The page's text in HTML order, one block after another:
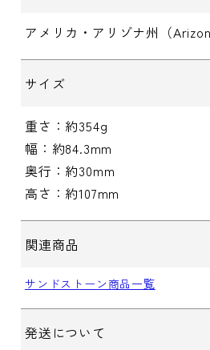
アメリカ・アリゾナ州（
サイズ
重さ：約354g
幅：約84.3mm
奥行：約30mm
高さ：約107mm
関連商品
サンドストーン商品一覧
発送について